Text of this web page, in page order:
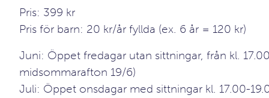
Pris: 399 kr
Pris för barn: 20 kr/år fyllda (ex. 6 år = 120 kr)
Juni: Öppet fredagar utan sittningar, från kl.
midsommarafton 19/6)
Juli: Öppet onsdagar med sittningar kl. 17.00-